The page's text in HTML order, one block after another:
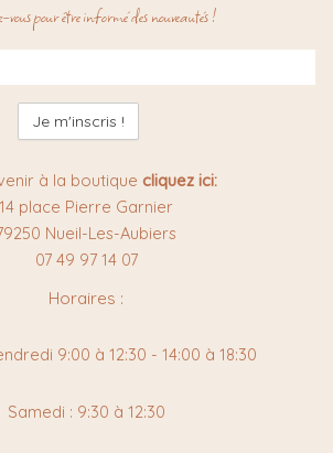
vous pour être informé des nouveautés !
à
la
newsletter
:
à la boutique cliquez ici:
14 place Pierre Garnier
Nueil-Les-Aubiers
07 49 97 14 07
Horaires :
9:00 à 12:30 - 14:00 à 18:30
Samedi : 9:30 à 12:30